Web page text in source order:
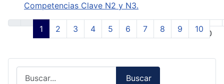
Competencias Clave N2 y N3.
Página 1 de 50
1 2 3 4 5 6 7 8 9 10
Buscar